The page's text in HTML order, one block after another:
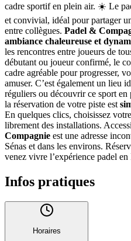
cadre sportif en plein air. ☀️ Le
et convivial, idéal pour partager
entre collègues. Padel &
ambiance chaleureuse et
les rencontres entre joueurs de
débutant ou joueur confirmé, le
cadre agréable pour progresser,
amuser. C’est également un lieu
réguliers ou découvrir ce sport en
la réservation de votre piste est
En quelques clics, choisissez
librement des installations.
Compagnie est une adresse
Sénas et dans les environs.
venez vivre l’expérience padel
Infos pratiques
Horaires